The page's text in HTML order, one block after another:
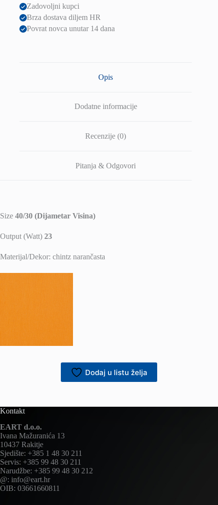
količina
Zadovoljni kupci
Brza dostava diljem HR
Povrat novca unutar 14 dana
Opis
Dodatne informacije
Recenzije (0)
Pitanja & Odgovori
Size 40/30 (Dijametar Visina)
Output (Watt) 23
Materijal/Dekor: chintz narančasta
Dodaj u listu želja
Kontakt
EART d.o.o.
Ivana Mažuranića 13
10437 Rakitje
Sjedište: +385 1 48 30 211
Servis: +385 99 48 30 211
Narudžbe: +385 99 48 30 212
@: info@eart.hr
OIB: 03661660811